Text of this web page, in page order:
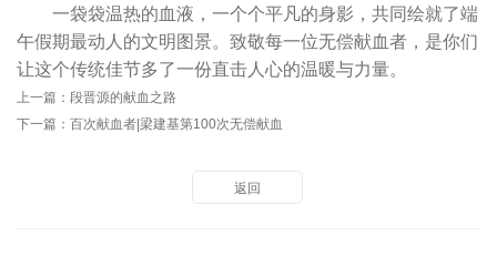
一袋袋温热的血液，一个个平凡的身影，共同绘就了端
午假期最动人的文明图景。致敬每一位无偿献血者，是你们
让这个传统佳节多了一份直击人心的温暖与力量。
上一篇： 段晋源的献血之路
下一篇： 百次献血者|梁建基第100次无偿献血
返回